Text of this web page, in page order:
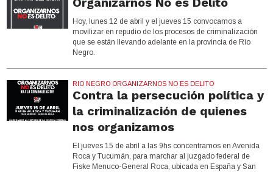
Hoy, lunes 12 de abril y el jueves 15 convocamos a
movilizar en repudio de los procesos de criminalización
que se están llevando adelante en la provincia de Río
Negro.
RIO NEGRO ORGANIZARNOS NO ES DELITO
Contra la persecución política y
la criminalización de quienes
nos organizamos
El jueves 15 de abril a las 9hs concentramos en Avenida
Roca y Tucumán, para marchar al juzgado federal de
Fiske Menuco-General Roca, ubicada en España y San